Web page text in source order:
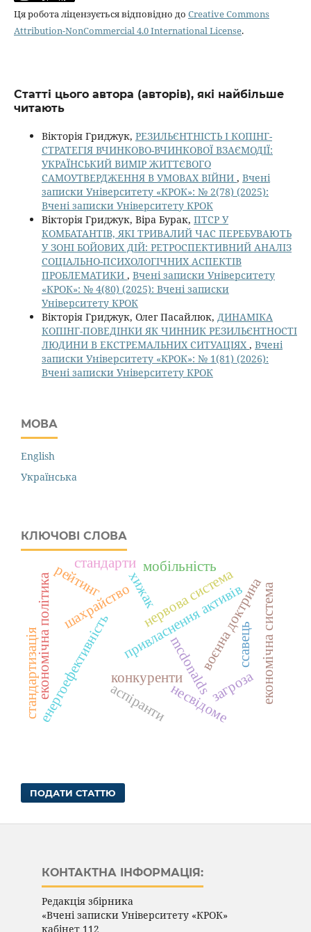
Ця робота ліцензується відповідно до Creative Commons
Attribution-NonCommercial 4.0 International License.
Статті цього автора (авторів), які найбільше
читають
Вікторія Гриджук, РЕЗИЛЬЄНТНІСТЬ І КОПІНГ-
СТРАТЕГІЯ ВЧИНКОВО-ВЧИНКОВОЇ ВЗАЄМОДІЇ:
УКРАЇНСЬКИЙ ВИМІР ЖИТТЄВОГО
САМОУТВЕРДЖЕННЯ В УМОВАХ ВІЙНИ , Вчені
записки Університету «КРОК»: № 2(78) (2025):
Вчені записки Університету КРОК
Вікторія Гриджук, Віра Бурак, ПТСР У
КОМБАТАНТІВ, ЯКІ ТРИВАЛИЙ ЧАС ПЕРЕБУВАЮТЬ
У ЗОНІ БОЙОВИХ ДІЙ: РЕТРОСПЕКТИВНИЙ АНАЛІЗ
СОЦІАЛЬНО-ПСИХОЛОГІЧНИХ АСПЕКТІВ
ПРОБЛЕМАТИКИ , Вчені записки Університету
«КРОК»: № 4(80) (2025): Вчені записки
Університету КРОК
Вікторія Гриджук, Олег Пасайлюк, ДИНАМІКА
КОПІНГ-ПОВЕДІНКИ ЯК ЧИННИК РЕЗИЛЬЄНТНОСТІ
ЛЮДИНИ В ЕКСТРЕМАЛЬНИХ СИТУАЦІЯХ , Вчені
записки Університету «КРОК»: № 1(81) (2026):
Вчені записки Університету КРОК
МОВА
English
Українська
КЛЮЧОВІ СЛОВА
енергоефективністьпривласнення активів
воєнна доктрина
mcdonalds
конкуренти економічна система
шахрайство
економічна політика нервова система
хижак
ссавець
несвідоме
стандартизація аспіранти
мобільність
загроза
рейтинг
стандарти
ПОДАТИ СТАТТЮ
КОНТАКТНА ІНФОРМАЦІЯ:
Редакція збірника
«Вчені записки Університету «КРОК»
кабінет 112